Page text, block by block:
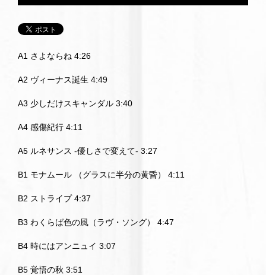
A1 さよならね 4:26
A2 ヴィーナス誕生 4:49
A3 少しだけスキャンダル 3:40
A4 感傷紀行 4:11
A5 ルネサンス -優しさで変えて- 3:27
B1 モナムール （グラスに半分の黄昏） 4:11
B2 ストライプ 4:37
B3 わくらば色の風（ラヴ・ソング） 4:47
B4 時にはアンニュイ 3:07
B5 覚悟の秋 3:51